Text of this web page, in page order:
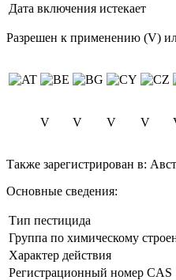
Дата включения истекает
Разрешен к применению (V)
V V V V
Также зарегистрирован в:
Основные сведения:
Тип пестицида
Группа по химическому
Характер действия
Регистрационный номер CAS